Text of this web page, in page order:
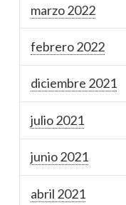
marzo 2022
febrero 2022
diciembre 2021
julio 2021
junio 2021
abril 2021